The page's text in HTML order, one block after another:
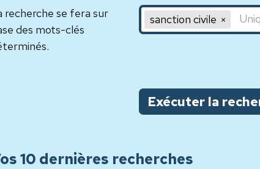
recherche se fera sur
des mots-clés
Mot clé 1,Mot clé 2,Mot
sanction civile
Exécuter la
10 dernières recherches